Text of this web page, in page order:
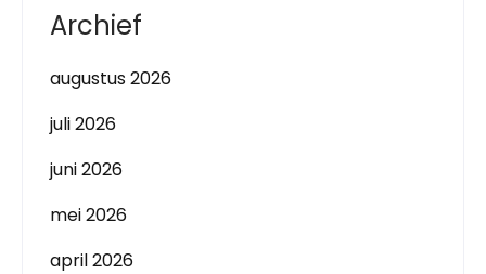
Archief
augustus 2026
juli 2026
juni 2026
mei 2026
april 2026